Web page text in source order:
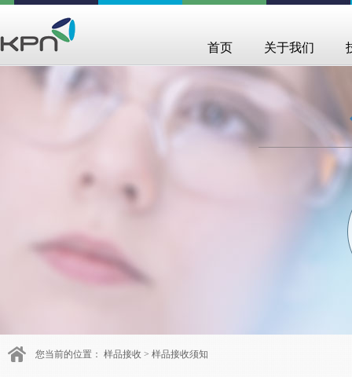
首页 关于我们
您当前的位置： 样品接收 > 样品接收须知